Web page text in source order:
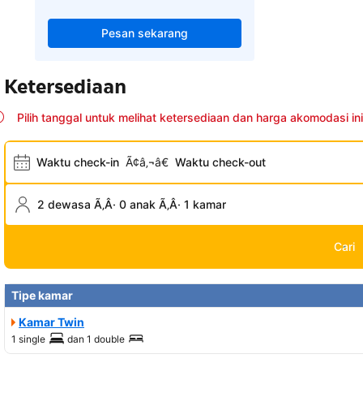
Pesan sekarang
Ketersediaan
Pilih tanggal untuk melihat ketersediaan dan harga akomodasi ini
Waktu check-in Ã¢â‚¬â€ Waktu check-out
2 dewasa Ã‚Â· 0 anak Ã‚Â· 1 kamar
Cari
Tipe kamar
Kamar Twin
1 single dan 1 double